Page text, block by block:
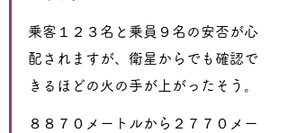
乗客１２３名と乗員９名の安否が心
配されますが、衛星からでも確認で
きるほどの火の手が上がったそう。
８８７０メートルから２７７０メー